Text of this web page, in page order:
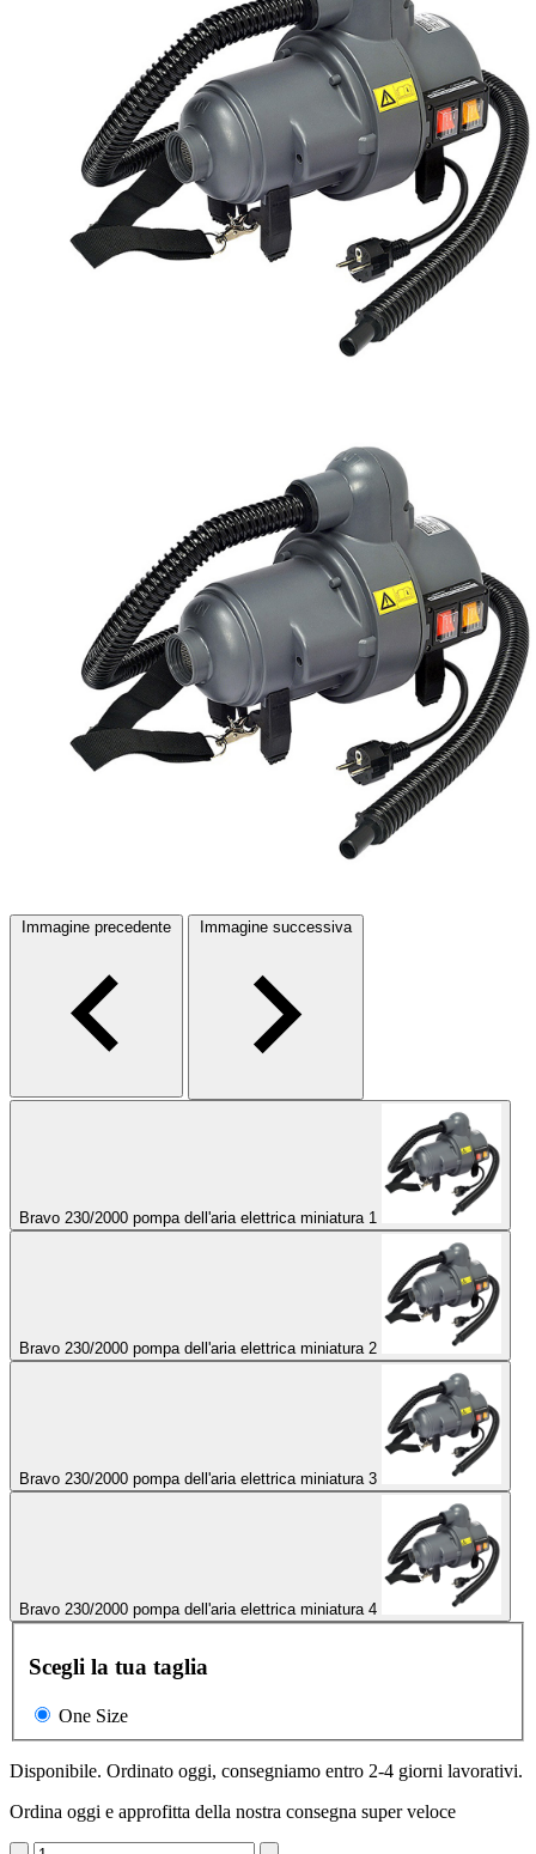
Immagine precedente Immagine successiva
Bravo 230/2000 pompa dell'aria elettrica miniatura 1
Bravo 230/2000 pompa dell'aria elettrica miniatura 2
Bravo 230/2000 pompa dell'aria elettrica miniatura 3
Bravo 230/2000 pompa dell'aria elettrica miniatura 4
Scegli la tua taglia
One Size
Disponibile. Ordinato oggi, consegniamo entro 2-4 giorni lavorativi.
Ordina oggi e approfitta della nostra consegna super veloce